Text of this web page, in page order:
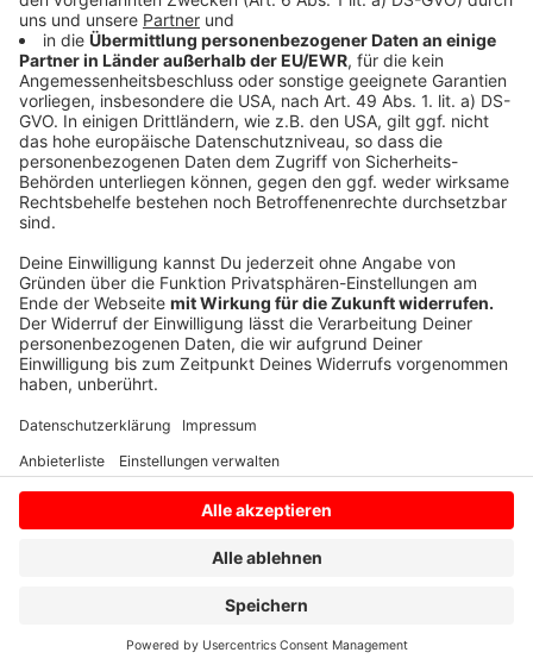
Anzeige
Das Album "Left In Your Love" von LOI zum
Durchhören
Anzeige
Anzeige